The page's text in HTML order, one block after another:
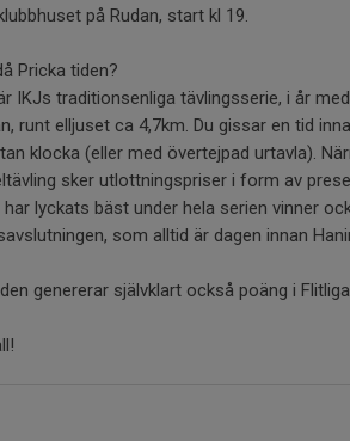
på Rudan, start kl 19.
Pricka tiden?
IKJs traditionsenliga tävlingsserie, i år
runt elljuset ca 4,7km. Du gissar en tid
klocka (eller med övertejpad urtavla).
sker utlottningspriser i form av
lyckats bäst under hela serien vinner
som alltid är dagen innan
genererar självklart också poäng i